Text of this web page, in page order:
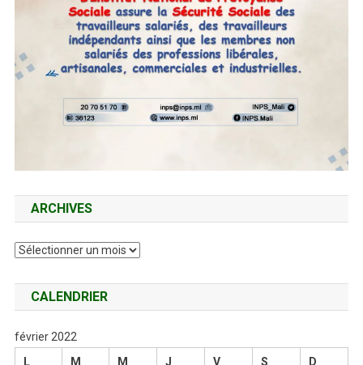
ARCHIVES
Archives
CALENDRIER
février 2022
L
M M J V S D